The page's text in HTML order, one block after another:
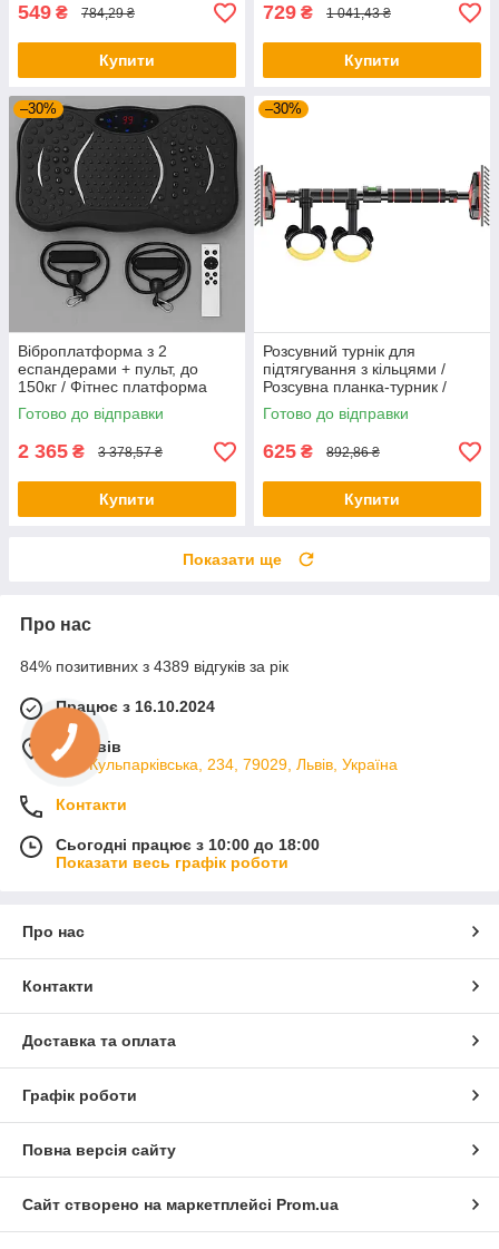
549 ₴ 784,29 ₴
Купити
729 ₴ 1 041,43 ₴
Купити
–30%
Віброплатформа з 2
еспандерами + пульт, до
150кг / Фітнес платформа
для вправ на все тіло
Готово до відправки
2 365 ₴ 3 378,57 ₴
Купити
–30%
Розсувний турнік для
підтягування з кільцями /
Розсувна планка-турник /
Турнік у дверний отвір
Готово до відправки
625 ₴ 892,86 ₴
Купити
Показати ще
Про нас
84% позитивних з 4389 відгуків за рік
Працює з 16.10.2024
м. Львів
вул. Кульпарківська, 234, 79029, Львів, Україна
Контакти
Сьогодні працює з 10:00 до 18:00
Показати весь графік роботи
Про нас
Контакти
Доставка та оплата
Графік роботи
Повна версія сайту
Сайт створено на маркетплейсі Prom.ua